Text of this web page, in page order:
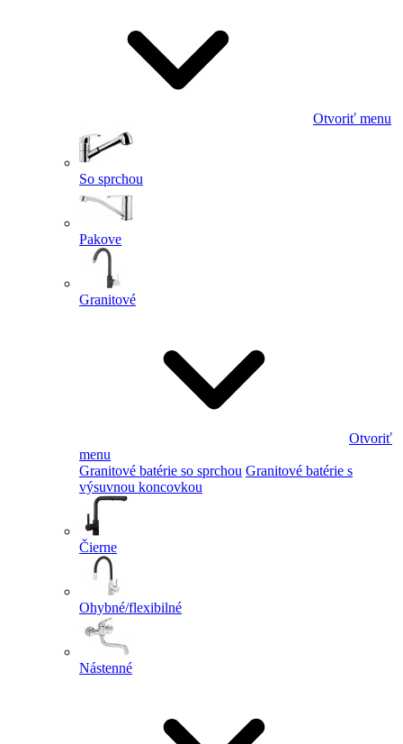
Otvoriť menu
So sprchou
Pakove
Granitové
Otvoriť
menu
Granitové batérie so sprchou Granitové batérie s
výsuvnou koncovkou
Čierne
Ohybné/flexibilné
Nástenné